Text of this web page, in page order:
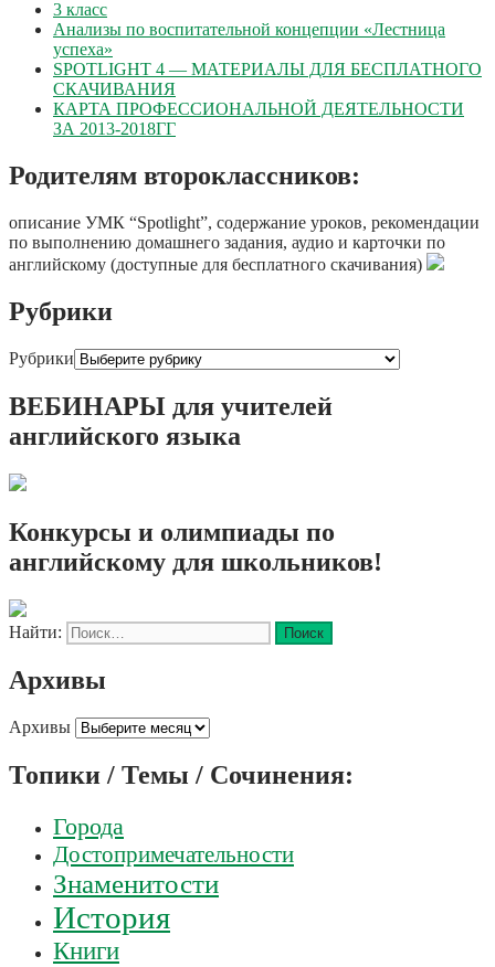
3 класс
Анализы по воспитательной концепции «Лестница
успеха»
SPOTLIGHT 4 — МАТЕРИАЛЫ ДЛЯ БЕСПЛАТНОГО
СКАЧИВАНИЯ
КАРТА ПРОФЕССИОНАЛЬНОЙ ДЕЯТЕЛЬНОСТИ
ЗА 2013-2018ГГ
Родителям второклассников:
описание УМК “Spotlight”, содержание уроков, рекомендации
по выполнению домашнего задания, аудио и карточки по
английскому (доступные для бесплатного скачивания)
Рубрики
Рубрики
ВЕБИНАРЫ для учителей
английского языка
Конкурсы и олимпиады по
английскому для школьников!
Найти:
Архивы
Архивы
Топики / Темы / Сочинения:
Города
Достопримечательности
Знаменитости
История
Книги